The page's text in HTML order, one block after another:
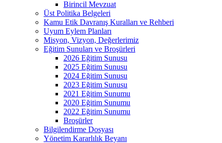
Birincil Mevzuat
Üst Politika Belgeleri
Kamu Etik Davranış Kuralları ve Rehberi
Uyum Eylem Planları
Misyon, Vizyon, Değerlerimiz
Eğitim Sunuları ve Broşürleri
2026 Eğitim Sunusu
2025 Eğitim Sunusu
2024 Eğitim Sunusu
2023 Eğitim Sunusu
2021 Eğitim Sunumu
2020 Eğitim Sunumu
2022 Eğitim Sunumu
Broşürler
Bilgilendirme Dosyası
Yönetim Kararlılık Beyanı